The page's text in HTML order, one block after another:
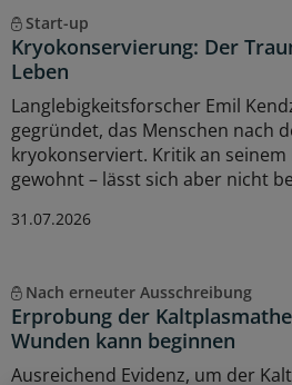
Start-up
Kryokonservierung: Der
Leben
Langlebigkeitsforscher Emil
gegründet, das Menschen nach
kryokonserviert. Kritik an
gewohnt – lässt sich aber nicht
31.07.2026
Nach erneuter Ausschreibung
Erprobung der
Wunden kann beginnen
Ausreichend Evidenz, um der